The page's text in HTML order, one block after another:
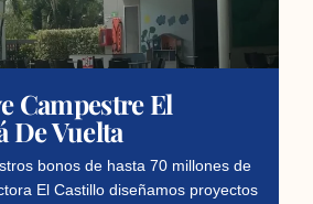
Campestre El
De Vuelta
bonos de hasta 70 millones de
El Castillo diseñamos proyectos